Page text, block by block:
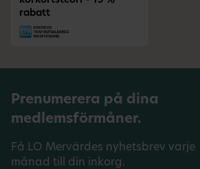
rabatt
Prenumerera på dina
medlemsförmåner.
Få LO Mervärdes nyhetsbrev varje
månad till din inkorg.